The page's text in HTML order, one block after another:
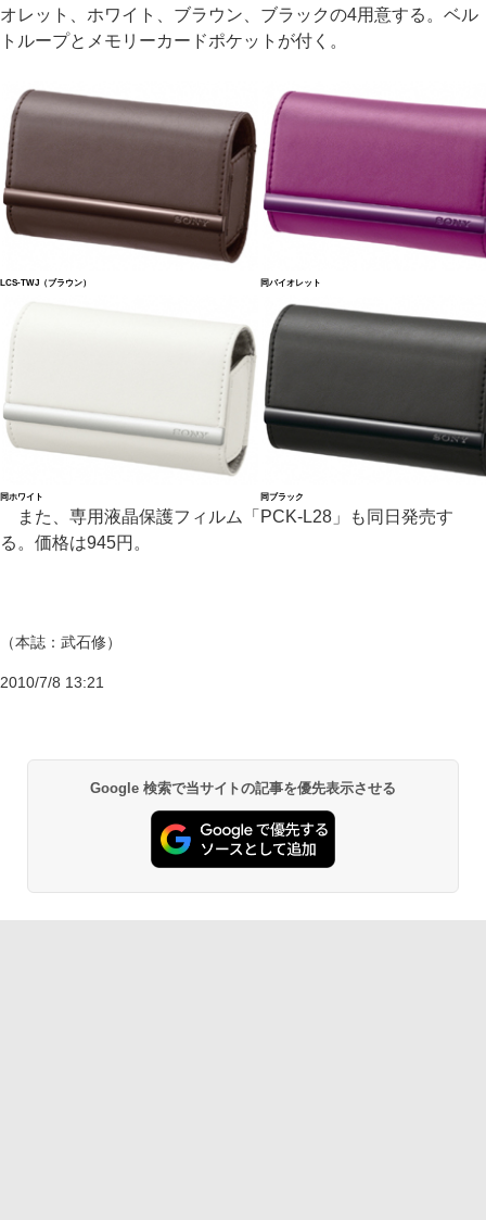
オレット、ホワイト、ブラウン、ブラックの4用意する。ベル
トループとメモリーカードポケットが付く。
LCS-TWJ（ブラウン） 同バイオレット
同ホワイト 同ブラック
また、専用液晶保護フィルム「PCK-L28」も同日発売す
る。価格は945円。
（本誌：武石修）
2010/7/8 13:21
Google 検索で当サイトの記事を優先表示させる